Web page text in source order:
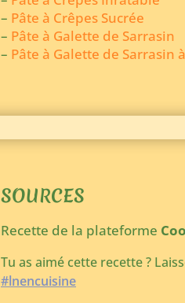
– Pâte à Crêpes Sucrée
– Pâte à Galette de Sarrasin
– Pâte à Galette de Sarrasin
SOURCES
Recette de la plateforme
Tu as aimé cette recette ?
#lnencuisine